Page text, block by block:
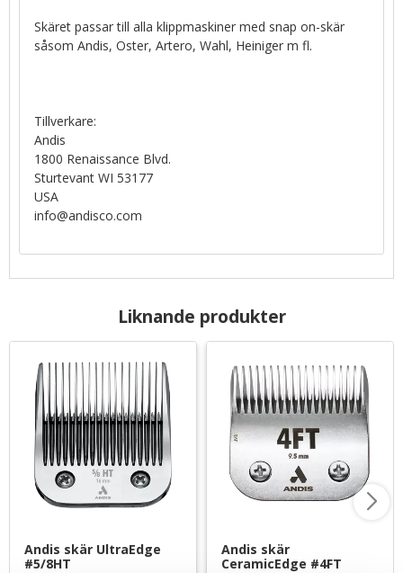
Skäret passar till alla klippmaskiner med snap on-skär
såsom Andis, Oster, Artero, Wahl, Heiniger m fl.
Tillverkare:
Andis
1800 Renaissance Blvd.
Sturtevant WI 53177
USA
info@andisco.com
Liknande produkter
Andis skär UltraEdge
#5/8HT
Andis skär
CeramicEdge #4FT